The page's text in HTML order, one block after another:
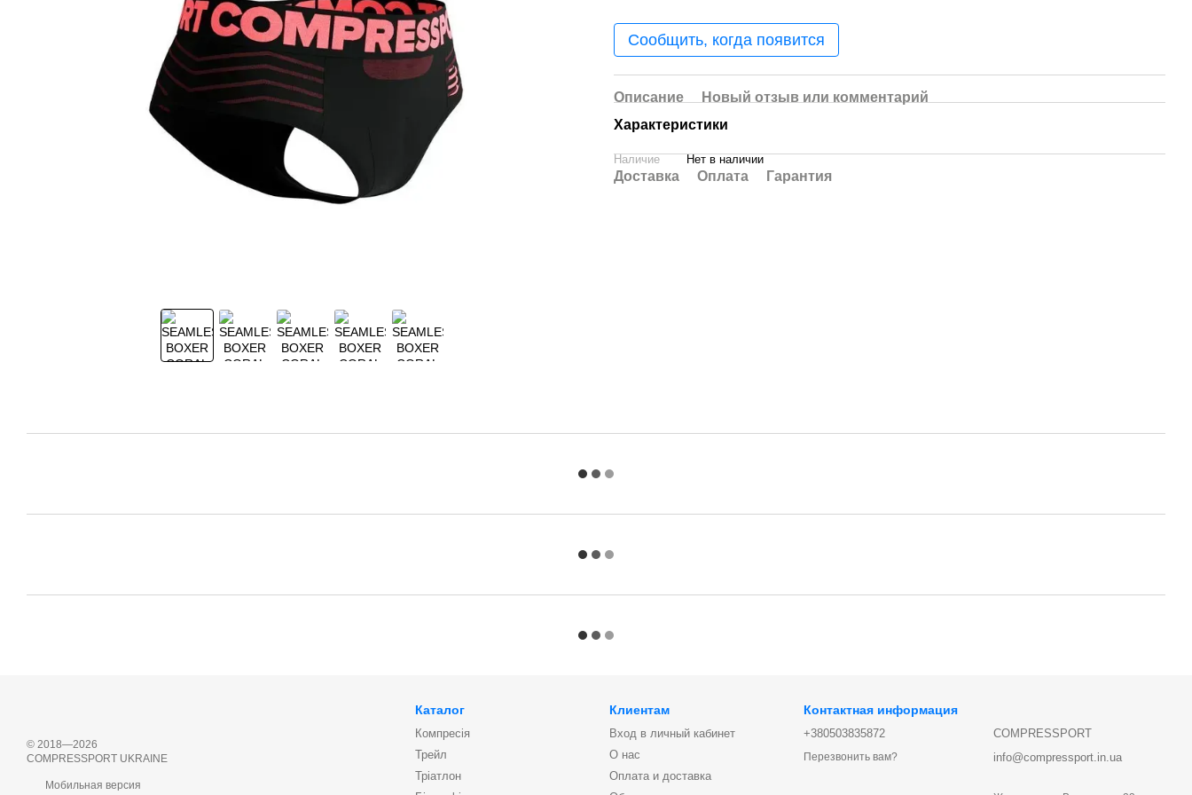
Сообщить, когда появится
Описание
Новый отзыв или комментарий
Характеристики
Наличие Нет в наличии
Доставка Оплата Гарантия
© 2018—2026
COMPRESSPORT UKRAINE
Мобильная версия
Каталог
Компресія
Трейл
Тріатлон
Клиентам
Вход в личный кабинет
О нас
Оплата и доставка
Контактная информация
+380503835872
Перезвонить вам?
COMPRESSPORT
info@compressport.in.ua